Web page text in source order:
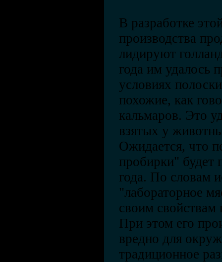
В разработке
производства
лидируют
года им удалось
условиях
похожие, как
кальмаров. Это
взятых у
Ожидается, что
пробирки" будет
года. По словам
"лабораторное
своим свойствам
При этом его
вредно для
традиционное